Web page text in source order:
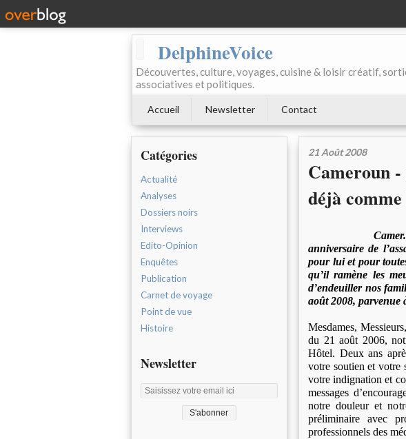
DelphineVoice
Découvertes, culture, voyages, cuisine & loisir créatif,
associatives et politiques.
Accueil Newsletter Contact
Catégories
Actualité
Analyses
Dossiers noirs
Interviews
Edito-Opinion
Enquêtes
Publication
Carnet de voyage
Point de vue
Histoire
Newsletter
21 Août 2008
Cameroun -
déjà
anniversaire de
pour lui et pour
qu’il ramène les
d’endeuiller nos
août 2008, parvenue
Mesdames,
du 21 août 2006,
Hôtel. Deux ans
votre soutien et votre
votre indignation et
messages
notre douleur et
préliminaire avec
professionnels des